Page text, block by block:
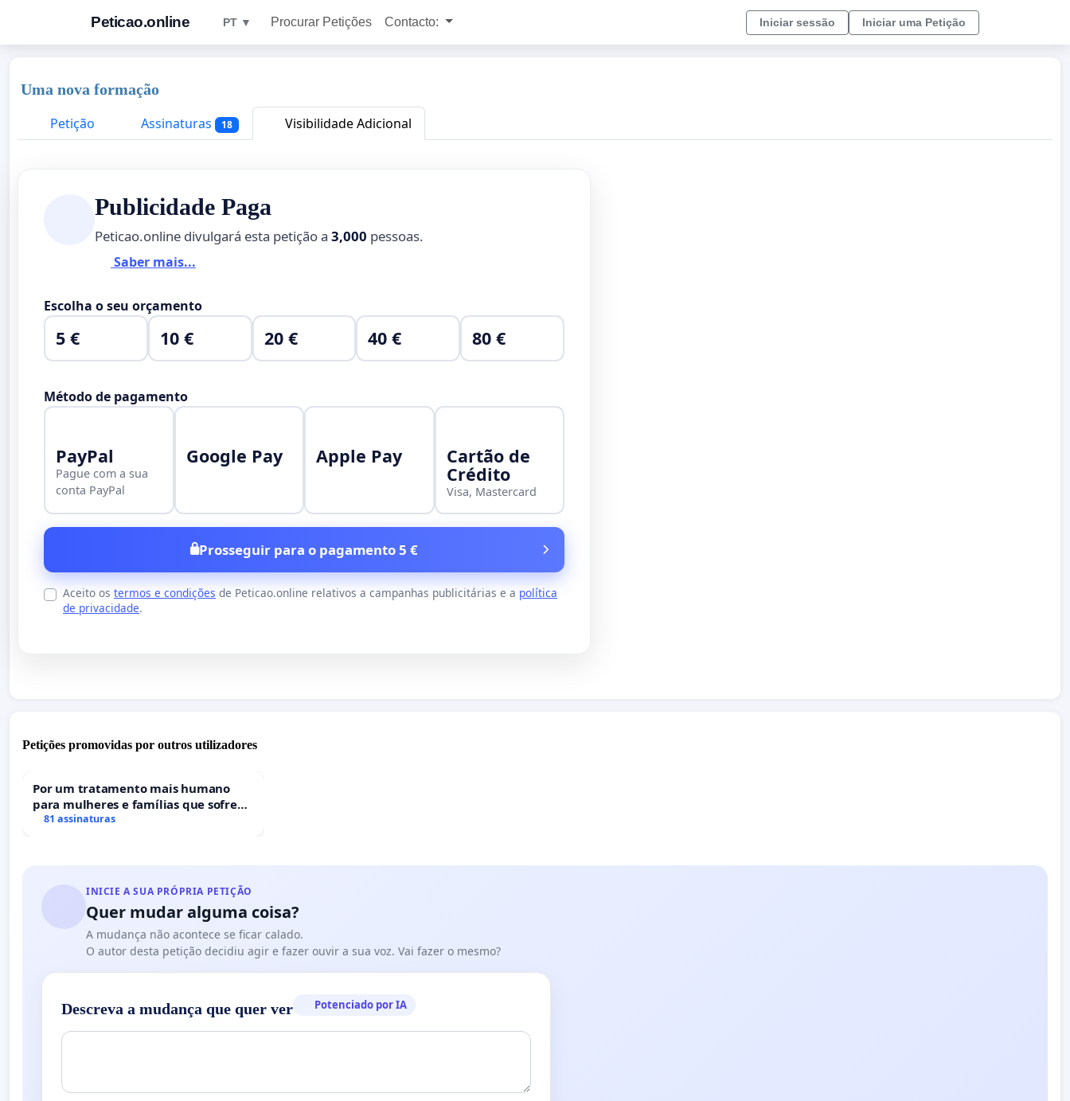
Peticao.online PT ▼ Procurar Petições Contacto: Iniciar sessão Iniciar uma Petição
Uma nova formação
Petição
Assinaturas 18 Visibilidade Adicional
Publicidade Paga
Peticao.online divulgará esta petição a 3,000 pessoas.
Saber mais...
Escolha o seu orçamento
5 € 10 € 20 € 40 € 80 €
Método de pagamento
PayPal
Pague com a sua
conta PayPal
Google Pay Apple Pay Cartão de
Crédito
Visa, Mastercard
Prosseguir para o pagamento 5 €
Aceito os termos e condições de Peticao.online relativos a campanhas publicitárias e a política
de privacidade.
Petições promovidas por outros utilizadores
Por um tratamento mais humano
para mulheres e famílias que sofrem
uma perda gestacional nos hospitais
81 assinaturas
INICIE A SUA PRÓPRIA PETIÇÃO
Quer mudar alguma coisa?
A mudança não acontece se ficar calado.
O autor desta petição decidiu agir e fazer ouvir a sua voz. Vai fazer o mesmo?
Descreva a mudança que quer ver Potenciado por IA